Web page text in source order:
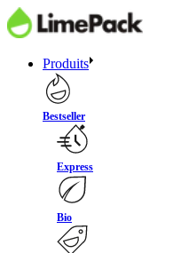
Produits
Bestseller
Express
Bio